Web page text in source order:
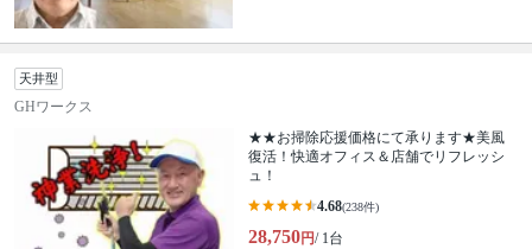
天井型
GHワークス
★★お掃除応援価格にて承ります★美風
復活！快適オフィス＆店舗でリフレッシ
ュ！
4.68(238件)
28,750円/ 1台